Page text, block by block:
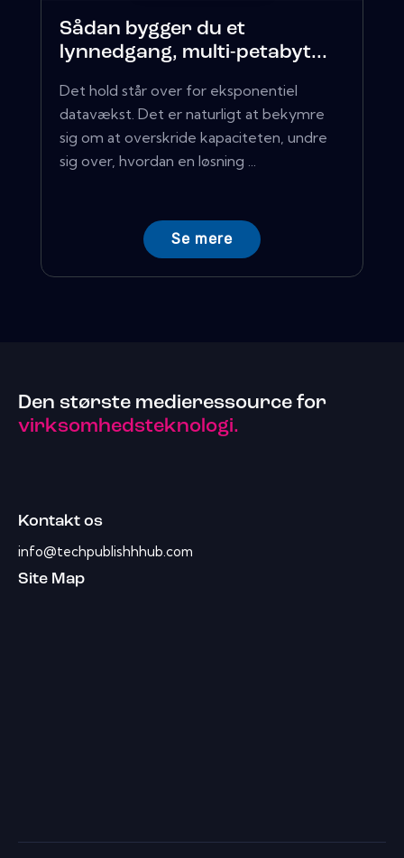
Sådan bygger du et
lynnedgang, multi-petabyt...
Det hold står over for eksponentiel
datavækst. Det er naturligt at bekymre
sig om at overskride kapaciteten, undre
sig over, hvordan en løsning ...
Se mere
Den største medieressource for
virksomhedsteknologi.
Kontakt os
info@techpublishhhub.com
Site Map